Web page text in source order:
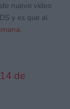
nuevo video
y es que al
de